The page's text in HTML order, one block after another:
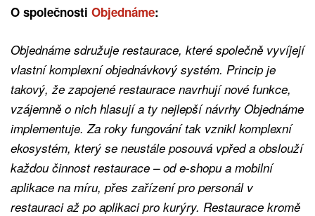
O společnosti Objednáme:
Objednáme sdružuje restaurace, které společně vyvíjejí
vlastní komplexní objednávkový systém. Princip je
takový, že zapojené restaurace navrhují nové funkce,
vzájemně o nich hlasují a ty nejlepší návrhy Objednáme
implementuje. Za roky fungování tak vznikl komplexní
ekosystém, který se neustále posouvá vpřed a obslouží
každou činnost restaurace – od e-shopu a mobilní
aplikace na míru, přes zařízení pro personál v
restauraci až po aplikaci pro kurýry. Restaurace kromě